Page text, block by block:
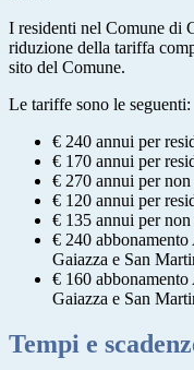
I residenti nel Comune di
riduzione della tariffa
sito del Comune.
Le tariffe sono le seguenti:
€ 240 annui per
€ 170 annui per
€ 270 annui per non
€ 120 annui per
€ 135 annui per
€ 240
Gaiazza e San
€ 160
Gaiazza e San
Tempi e